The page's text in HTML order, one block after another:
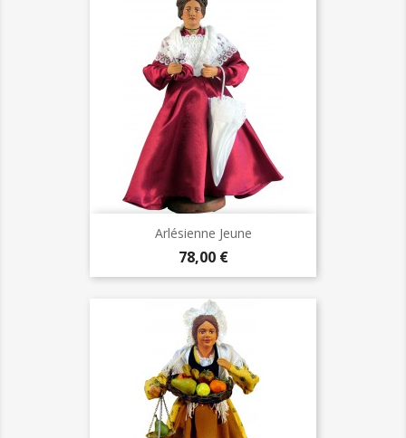
Arlésienne Jeune
Prix
78,00 €